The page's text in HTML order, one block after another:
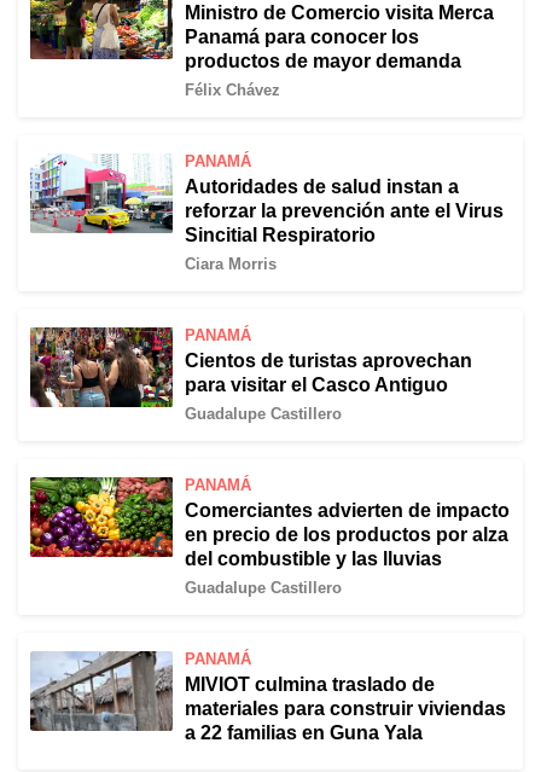
Ministro de Comercio visita Merca
Panamá para conocer los
productos de mayor demanda
Félix Chávez
PANAMÁ
Autoridades de salud instan a
reforzar la prevención ante el Virus
Sincitial Respiratorio
Ciara Morris
PANAMÁ
Cientos de turistas aprovechan
para visitar el Casco Antiguo
Guadalupe Castillero
PANAMÁ
Comerciantes advierten de impacto
en precio de los productos por alza
del combustible y las lluvias
Guadalupe Castillero
PANAMÁ
MIVIOT culmina traslado de
materiales para construir viviendas
a 22 familias en Guna Yala